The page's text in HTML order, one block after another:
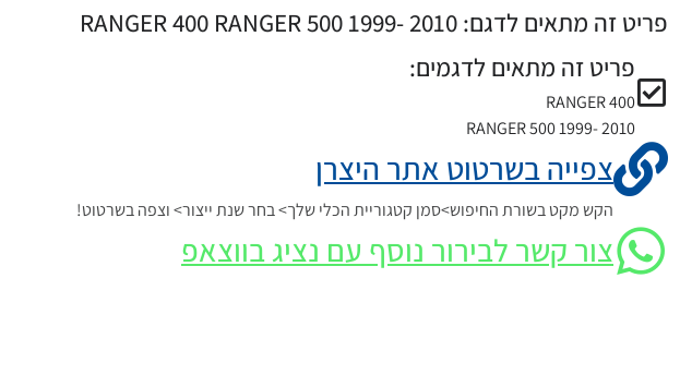
פריט זה מתאים לדגם:
RANGER 400 RANGER 500 1999- 2010
פריט זה מתאים לדגמים:
RANGER 400
RANGER 500 1999- 2010
צפייה בשרטוט אתר היצרן
הקש מקט בשורת החיפוש>סמן קטגוריית הכלי שלך> בחר שנת ייצור> וצפה בשרטוט!
צור קשר לבירור נוסף עם נציג בווצאפ